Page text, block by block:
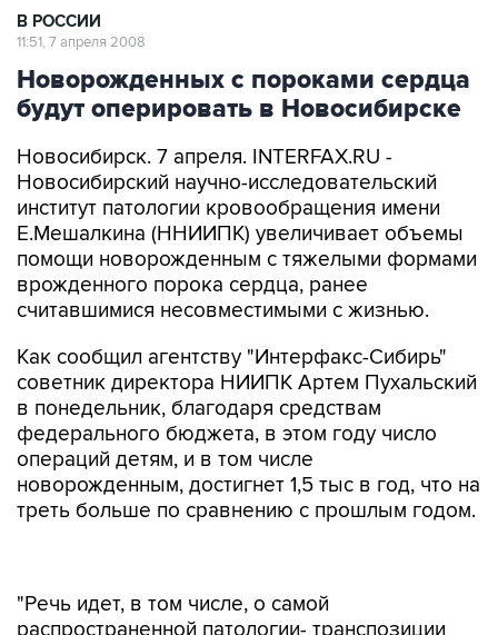
В РОССИИ
11:51, 7 апреля 2008
Новорожденных с пороками сердца
будут оперировать в Новосибирске
Новосибирск. 7 апреля. INTERFAX.RU -
Новосибирский научно-исследовательский
институт патологии кровообращения имени
Е.Мешалкина (ННИИПК) увеличивает объемы
помощи новорожденным с тяжелыми формами
врожденного порока сердца, ранее
считавшимися несовместимыми с жизнью.
Как сообщил агентству "Интерфакс-Сибирь"
советник директора НИИПК Артем Пухальский
в понедельник, благодаря средствам
федерального бюджета, в этом году число
операций детям, и в том числе
новорожденным, достигнет 1,5 тыс в год, что на
треть больше по сравнению с прошлым годом.
"Речь идет, в том числе, о самой